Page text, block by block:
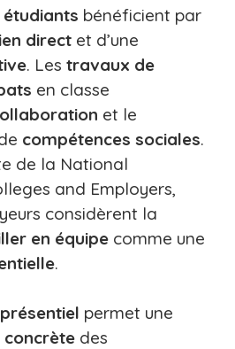
étudiants bénéficient par
direct et d’une
. Les travaux de
en classe
et le
compétences sociales.
de la National
and Employers,
considèrent la
en équipe comme une
.
permet une
concrète des